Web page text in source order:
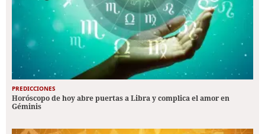
PREDICCIONES
Horóscopo de hoy abre puertas a Libra y complica el amor en
Géminis